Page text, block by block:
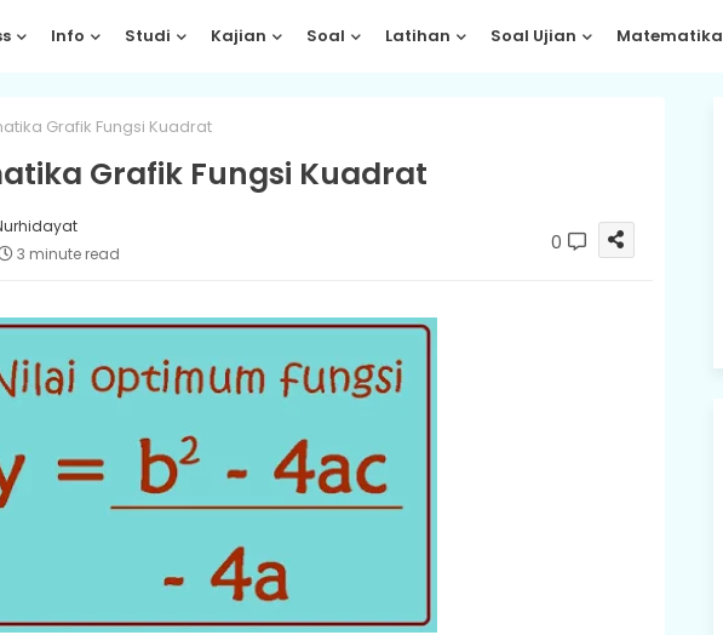
Info Studi Kajian Soal Latihan Soal Ujian Matematika
Grafik Fungsi Kuadrat
Grafik Fungsi Kuadrat
3 minute read 0